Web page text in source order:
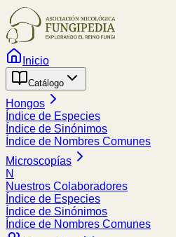
Inicio
Catálogo
Hongos
Índice de Especies
Índice de Sinónimos
Índice de Nombres Comunes
Microscopías
N
Nuestros Colaboradores
Índice de Especies
Índice de Sinónimos
Índice de Nombres Comunes